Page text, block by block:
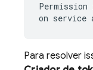
Para resolver